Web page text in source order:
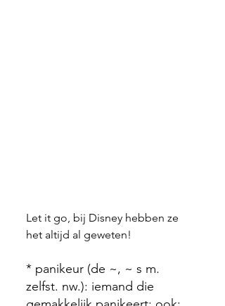
Let it go, bij Disney hebben ze
het altijd al geweten!
* panikeur (de ~, ~ s m.
zelfst. nw.): iemand die